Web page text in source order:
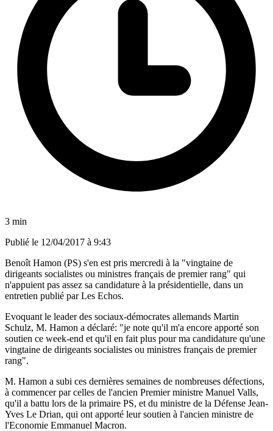
3 min
Publié le 12/04/2017 à 9:43
Benoît Hamon (PS) s'en est pris mercredi à la "vingtaine de
dirigeants socialistes ou ministres français de premier rang" qui
n'appuient pas assez sa candidature à la présidentielle, dans un
entretien publié par Les Echos.
Evoquant le leader des sociaux-démocrates allemands Martin
Schulz, M. Hamon a déclaré: "je note qu'il m'a encore apporté son
soutien ce week-end et qu'il en fait plus pour ma candidature qu'une
vingtaine de dirigeants socialistes ou ministres français de premier
rang".
M. Hamon a subi ces dernières semaines de nombreuses défections,
à commencer par celles de l'ancien Premier ministre Manuel Valls,
qu'il a battu lors de la primaire PS, et du ministre de la Défense Jean-
Yves Le Drian, qui ont apporté leur soutien à l'ancien ministre de
l'Economie Emmanuel Macron.